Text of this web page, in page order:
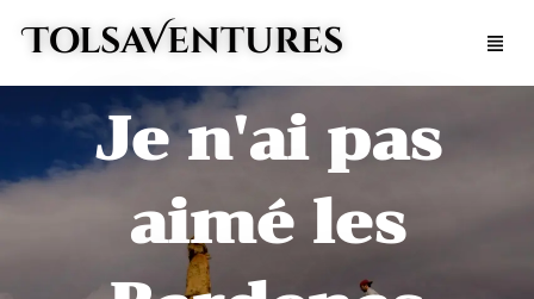
TolsaVentures
Je n'ai pas
aimé les